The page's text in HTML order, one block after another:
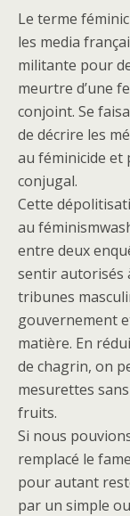
Le terme
les media
militante pour
meurtre d’une
conjoint. Se
de décrire les
au féminicide et
conjugal.
Cette
au
entre deux
sentir autorisés
tribunes
gouvernement
matière. En
de chagrin, on
mesurettes
fruits.
Si nous
remplacé le
pour autant
par un simple